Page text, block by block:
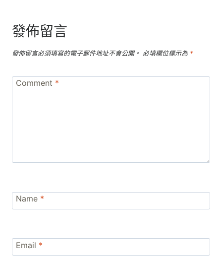
發佈留言
發佈留言必須填寫的電子郵件地址不會公開。 必填欄位標示為 *
Comment *
Name *
Email *